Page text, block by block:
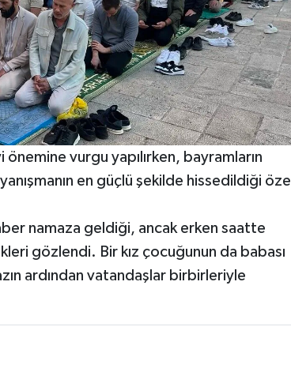
vurgu yapılırken, bayramların
en güçlü şekilde hissedildiği özel
namaza geldiği, ancak erken saatte
gözlendi. Bir kız çocuğunun da babası
ardından vatandaşlar birbirleriyle